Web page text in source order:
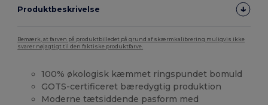
Produktbeskrivelse
Bemærk, at farven på produktbilledet på grund af skærmkalibrering muligvis ikke
svarer nøjagtigt til den faktiske produktfarve.
100% økologisk kæmmet ringspundet bomuld
GOTS-certificeret bæredygtig produktion
Moderne tætsiddende pasform med